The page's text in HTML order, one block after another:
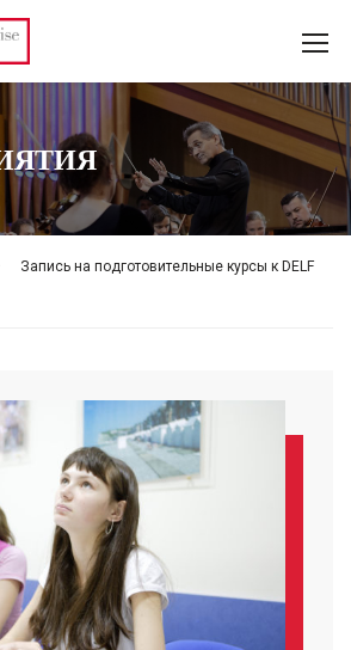
Запись на подготовительные курсы к DELF